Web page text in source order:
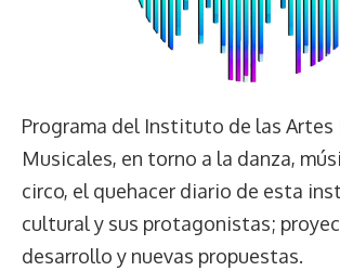
Programa del Instituto de las Artes
Musicales, en torno a la danza,
circo, el quehacer diario de esta
cultural y sus protagonistas;
desarrollo y nuevas propuestas.